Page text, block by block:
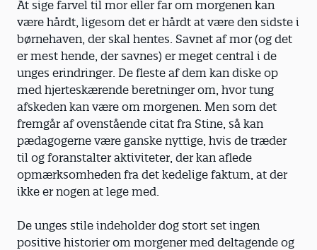
At sige farvel til mor eller far om morgenen kan
være hårdt, ligesom det er hårdt at være den sidste i
børnehaven, der skal hentes. Savnet af mor (og det
er mest hende, der savnes) er meget central i de
unges erindringer. De fleste af dem kan diske op
med hjerteskærende beretninger om, hvor tung
afskeden kan være om morgenen. Men som det
fremgår af ovenstående citat fra Stine, så kan
pædagogerne være ganske nyttige, hvis de træder
til og foranstalter aktiviteter, der kan aflede
opmærksomheden fra det kedelige faktum, at der
ikke er nogen at lege med.
De unges stile indeholder dog stort set ingen
positive historier om morgener med deltagende og